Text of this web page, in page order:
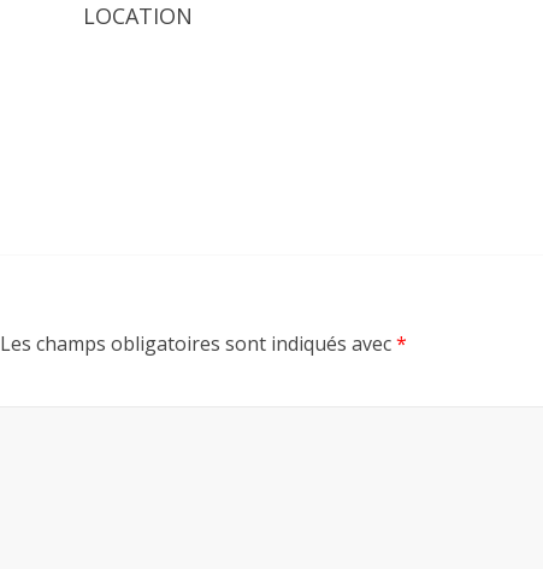
LOCATION
Les champs obligatoires sont indiqués avec*